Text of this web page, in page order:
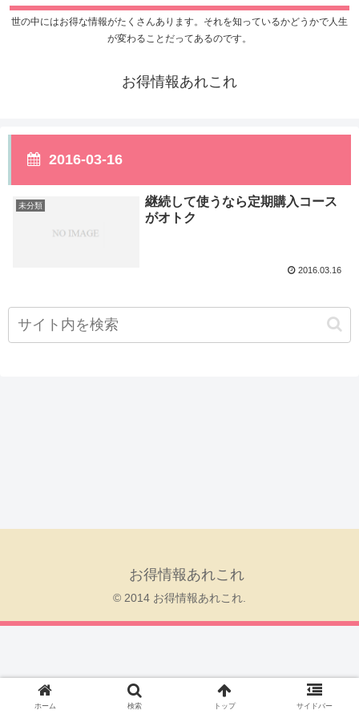
世の中にはお得な情報がたくさんあります。それを知っているかどうかで人生
が変わることだってあるのです。
お得情報あれこれ
2016-03-16
未分類
継続して使うなら定期購入コース
がオトク
2016.03.16
お得情報あれこれ
© 2014 お得情報あれこれ.
ホーム 検索 トップ サイドバー